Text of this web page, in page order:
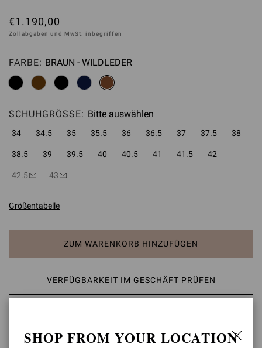
€1.190,00
Zollabgaben und MwSt. inbegriffen
FARBE: Bitte auswählen
BRAUN - WILDLEDER
SCHUHGRÖSSE: Bitte auswählen
34 34.5 35 35.5 36 36.5 37 37.5 38
38.5 39 39.5 40 40.5 41 41.5 42
42.5 43
Größentabelle
ZUM WARENKORB HINZUFÜGEN
VERFÜGBARKEIT IM GESCHÄFT PRÜFEN
SHOP FROM YOUR LOCATION